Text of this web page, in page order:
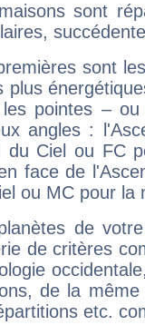
sont
sont
plus
pointes –
angles :
du Ciel ou FC
face de
ou MC pour la
de
de critères
de la
etc.